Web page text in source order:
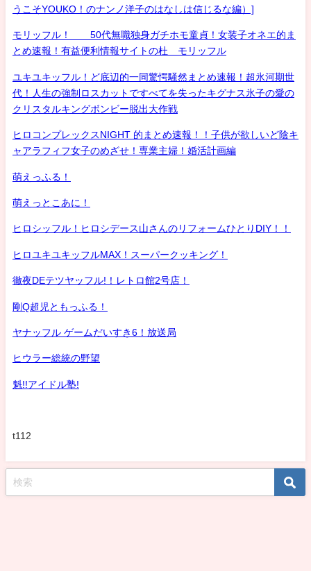
うこそYOUKO！のナンノ洋子のはなしは信じるな編）]
モリッフル！ 50代無職独身ガチホモ童貞！女装子オネエ的ま
とめ速報！有益便利情報サイトの杜 モリッフル
ユキユキッフル！ど底辺的一同驚愕騒然まとめ速報！超氷河期世
代！人生の強制ロスカットですべてを失ったキグナス氷子の愛の
クリスタルキングボンビー脱出大作戦
ヒロコンプレックスNIGHT 的まとめ速報！！子供が欲しいど陰キ
ャアラフィフ女子のめざせ！専業主婦！婚活計画編
萌えっふる！
萌えっとこあに！
ヒロシッフル！ヒロシデース山さんのリフォームひとりDIY！！
ヒロユキユキッフルMAX！スーパークッキング！
徹夜DEテツヤッフル!！レトロ館2号店！
剛Q超児ともっふる！
ヤナッフル ゲームだいすき6！放送局
ヒウラー総統の野望
魁!!アイドル塾!
t112